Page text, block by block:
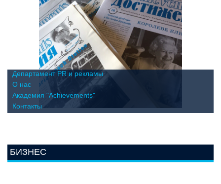
Департамент PR и рекламы
О нас
Академия "Achievements"
Контакты
БИЗНЕС